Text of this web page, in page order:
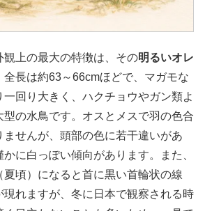
観上の最大の特徴は、その明るいオレ
全長は約63～66cmほどで、マガモな
一回り大きく、ハクチョウやガン類よ
型の水鳥です。オスとメスで羽の色合
ませんが、頭部の色に若干違いがあ
に白っぽい傾向があります。また、
夏頃）になると首に黒い首輪状の線
現れますが、冬に日本で観察される時